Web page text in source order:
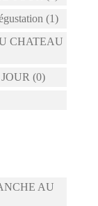
(1)
CHATEAU
(0)
AU